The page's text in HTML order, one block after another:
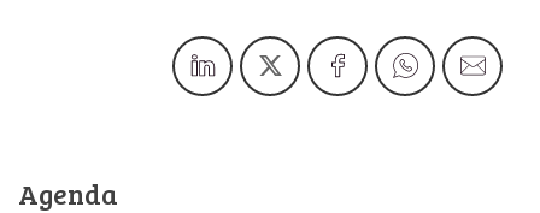
Agenda